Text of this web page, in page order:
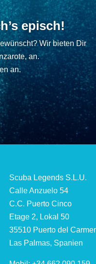
episch!
Wir bieten Dir
an.
an.
Scuba Legends S.L.U.
Calle Anzuelo 54
C.C. Puerto Cinco
Etage 2, Lokal 50
35510 Puerto del
Las Palmas, Spanien